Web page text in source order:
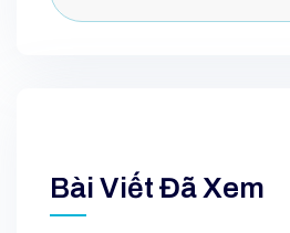
Bài Viết Đã Xem